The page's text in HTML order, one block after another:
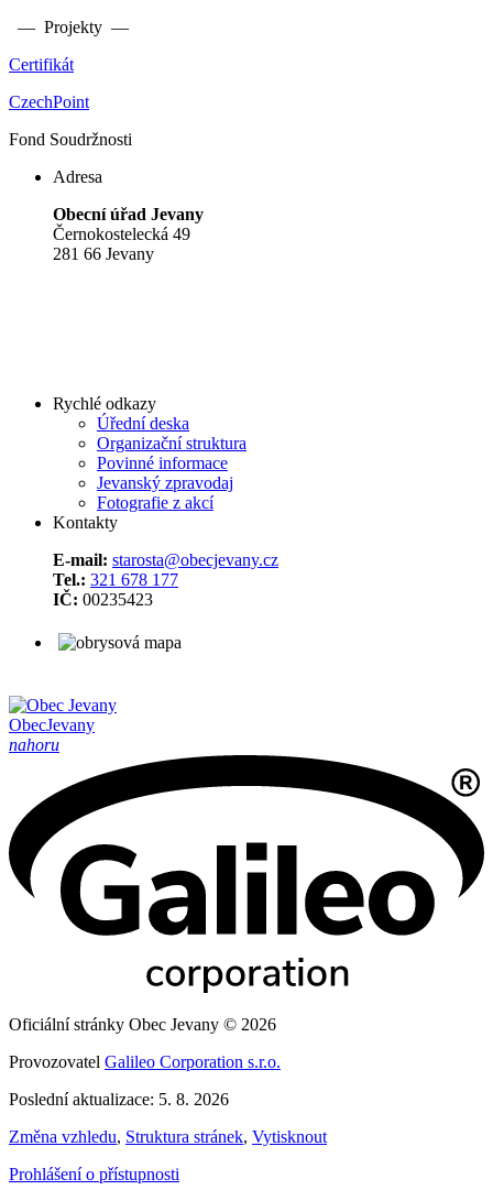
— Projekty —
Certifikát
CzechPoint
Fond Soudržnosti
Adresa
Obecní úřad Jevany
Černokostelecká 49
281 66 Jevany
Rychlé odkazy
Úřední deska
Organizační struktura
Povinné informace
Jevanský zpravodaj
Fotografie z akcí
Kontakty
E-mail: starosta@obecjevany.cz
Tel.: 321 678 177
IČ: 00235423
ObecJevany
nahoru
Oficiální stránky Obec Jevany © 2026
Provozovatel Galileo Corporation s.r.o.
Poslední aktualizace: 5. 8. 2026
Změna vzhledu, Struktura stránek, Vytisknout
Prohlášení o přístupnosti